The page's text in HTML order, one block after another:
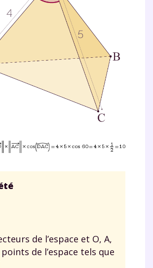
de l’espace et O, A,
de l’espace tels que